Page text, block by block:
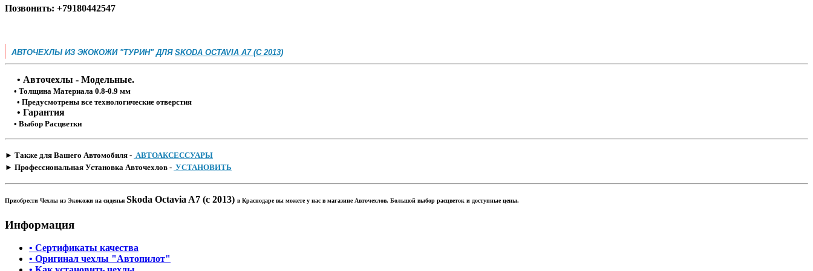
Позвонить: +79180442547
АВТОЧЕХЛЫ ИЗ ЭКОКОЖИ "ТУРИН" ДЛЯ SKODA OCTAVIA A7 (С 2013)
• Авточехлы - Модельные.
• Толщина Материала 0.8-0.9 мм
• Предусмотрены все технологические отверстия
• Гарантия
• Выбор Расцветки
​► Также для Вашего Автомобиля - АВТОАКСЕССУАРЫ
► Профессиональная Установка Авточехлов - УСТАНОВИТЬ
Приобрести Чехлы из Экокожи на сиденья Skoda Octavia A7 (с 2013) в Краснодаре вы можете у нас в магазине Авточехлов. Большой выбор расцветок и доступные цены.
Информация
• Сертификаты качества
• Оригинал чехлы "Автопилот"